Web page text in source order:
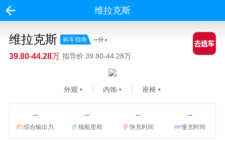
维拉克斯
维拉克斯 购车指南 --分
39.80-44.28万 指导价:39.80-44.28万
外观 内饰 座椅
--
综合输出力
--
续航里程
--
快充时间
--
慢充时间